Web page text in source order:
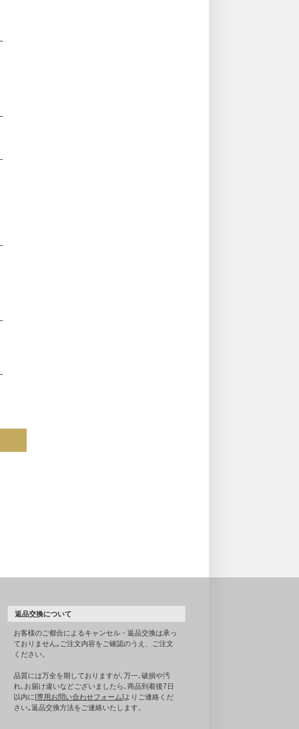
返品交換について
お客様のご都合によるキャンセル・返品交換は承っ
ておりません｡ご注文内容をご確認のうえ、ご注文
ください。
品質には万全を期しておりますが､万一､破損や汚
れ､お届け違いなどございましたら､商品到着後7日
以内に[専用お問い合わせフォーム]よりご連絡くだ
さい｡返品交換方法をご連絡いたします。